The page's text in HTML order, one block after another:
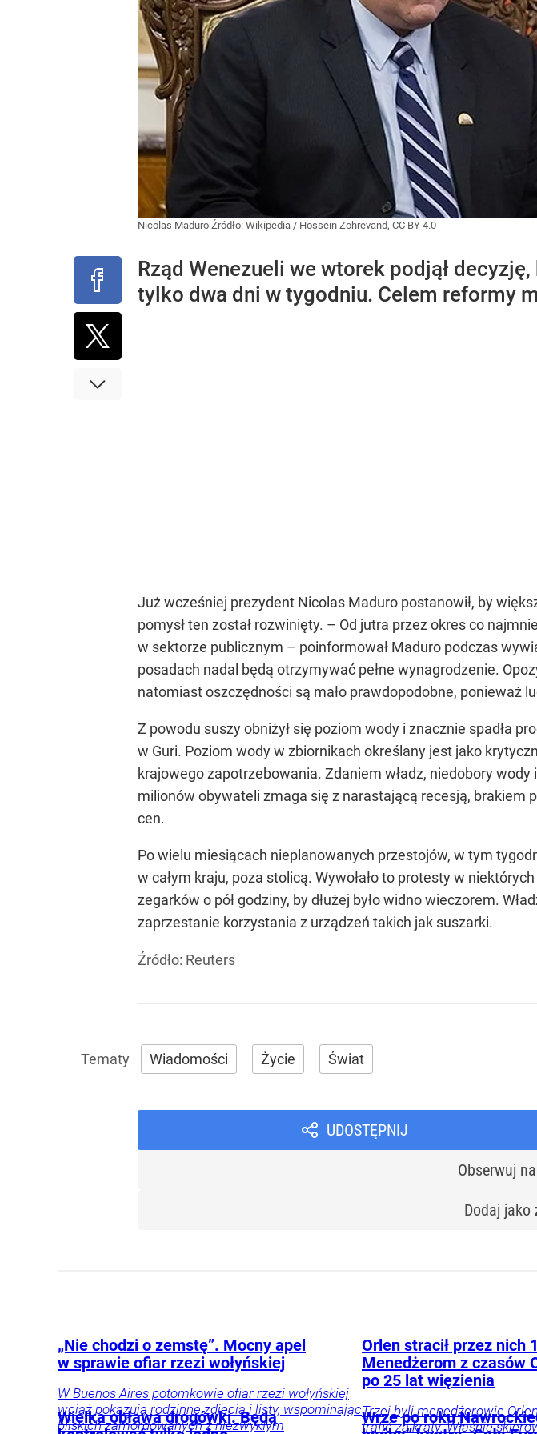
Nicolas Maduro Źródło: Wikipedia / Hossein Zohrevand, CC BY 4.0
Rząd Wenezueli we wtorek podjął
tylko dwa dni w tygodniu. Celem reformy
Już wcześniej prezydent Nicolas Maduro postanowił, by
pomysł ten został rozwinięty. – Od jutra przez okres co
w sektorze publicznym – poinformował Maduro podczas
posadach nadal będą otrzymywać pełne wynagrodzenie.
natomiast oszczędności są mało prawdopodobne, ponieważ
Z powodu suszy obniżył się poziom wody i znacznie spadła
w Guri. Poziom wody w zbiornikach określany jest jako
krajowego zapotrzebowania. Zdaniem władz, niedobory
milionów obywateli zmaga się z narastającą recesją,
cen.
Po wielu miesiącach nieplanowanych przestojów, w tym
w całym kraju, poza stolicą. Wywołało to protesty w
zegarków o pół godziny, by dłużej było widno wieczorem.
zaprzestanie korzystania z urządzeń takich jak suszarki.
Źródło: Reuters
Wiadomości Życie Świat
UDOSTĘPNIJ
Obserwuj
Dodaj jako
„Nie chodzi o zemstę”. Mocny apel
w sprawie ofiar rzezi wołyńskiej
W Buenos Aires potomkowie ofiar rzezi wołyńskiej
wciąż pokazują rodzinne zdjęcia i listy, wspominając
bliskich zamordowanych z niezwykłym
Orlen stracił przez nich
Menedżerom z czasów
po 25 lat więzienia
Trzej byli menedżerowie
trafić za kraty. Właśnie
Wielka obława drogówki. Będą
Wrze po roku